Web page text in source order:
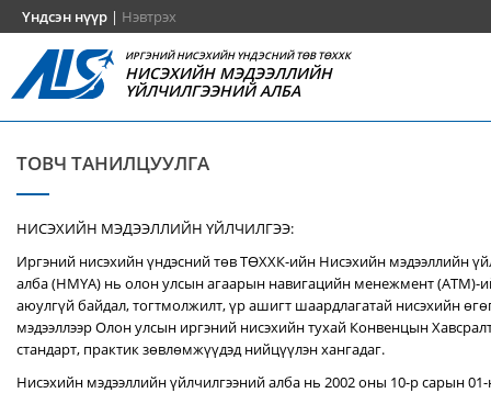
Үндсэн нүүр | Нэвтрэх
ИРГЭНИЙ НИСЭХИЙН ҮНДЭСНИЙ ТӨВ ТӨХХК
НИСЭХИЙН МЭДЭЭЛЛИЙН
ҮЙЛЧИЛГЭЭНИЙ АЛБА
ТОВЧ ТАНИЛЦУУЛГА
НИСЭХИЙН МЭДЭЭЛЛИЙН ҮЙЛЧИЛГЭЭ:
Иргэний нисэхийн үндэсний төв ТӨХХК-ийн Нисэхийн мэдээллийн
алба (НМҮА) нь олон улсын агаарын навигацийн менежмент (ATM)-
аюулгүй байдал, тогтмолжилт, үр ашигт шаардлагатай нисэхийн
мэдээллээр Олон улсын иргэний нисэхийн тухай Конвенцын
стандарт, практик зөвлөмжүүдэд нийцүүлэн хангадаг.
Нисэхийн мэдээллийн үйлчилгээний алба нь 2002 оны 10-р сарын